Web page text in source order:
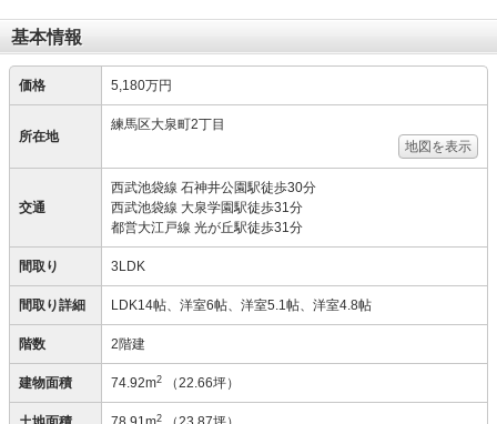
基本情報
価格 5,180万円
所在地
練馬区大泉町2丁目
地図を表示
交通
西武池袋線 石神井公園駅徒歩30分
西武池袋線 大泉学園駅徒歩31分
都営大江戸線 光が丘駅徒歩31分
間取り 3LDK
間取り詳細 LDK14帖、洋室6帖、洋室5.1帖、洋室4.8帖
階数 2階建
建物面積 74.92m2 （22.66坪）
2